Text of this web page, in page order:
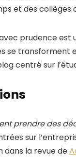
et des collèges
prudence
se
centré sur
prendre des
sur
dans la revue de